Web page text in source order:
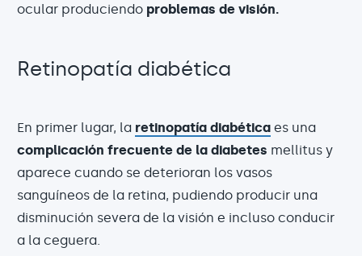
ocular produciendo problemas de visión.
Retinopatía diabética
En primer lugar, la retinopatía diabética es una
complicación frecuente de la diabetes mellitus y
aparece cuando se deterioran los vasos
sanguíneos de la retina, pudiendo producir una
disminución severa de la visión e incluso conducir
a la ceguera.